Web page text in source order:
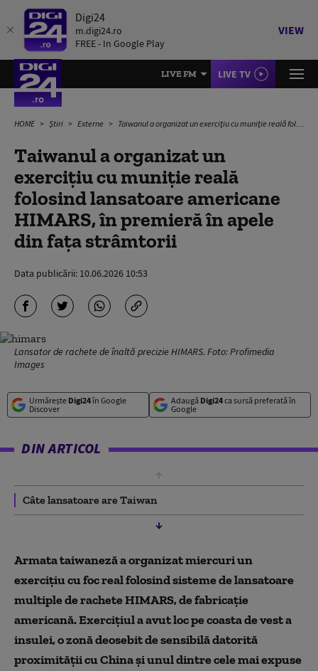
Digi24
m.digi24.ro
FREE - In Google Play
VIEW
LIVE FM LIVE TV
HOME Știri Externe Taiwanul a organizat un exerciţiu cu muniție reală folosind lansatoare americane HIMARS, în premieră în apele din faţa strâmtorii
Taiwanul a organizat un
exerciţiu cu muniție reală
folosind lansatoare americane
HIMARS, în premieră în apele
din faţa strâmtorii
Data publicării: 10.06.2026 10:53
Lansator de rachete de înaltă precizie HIMARS. Foto: Profimedia
Images
Urmărește Digi24în Google
Discover
Adaugă Digi24ca sursă preferată în
Google
DIN ARTICOL
Câte lansatoare are Taiwan
Armata taiwaneză a organizat miercuri un
exerciţiu cu foc real folosind sisteme de lansatoare
multiple de rachete HIMARS, de fabricaţie
americană. Exercițiul a avut loc pe coasta de vest a
insulei, o zonă deosebit de sensibilă datorită
proximităţii cu China şi unul dintre cele mai expuse